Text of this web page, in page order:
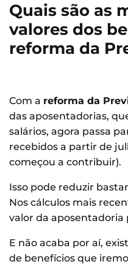
Quais são as
valores dos
reforma da
Com a reforma da
das aposentadorias,
salários, agora passa
recebidos a partir de
começou a contribuir).
Isso pode reduzir
Nos cálculos mais
valor da aposentadoria
E não acaba por aí,
de benefícios que